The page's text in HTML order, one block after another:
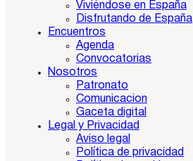
Viviéndose en España
Disfrutando de España
Encuentros
Agenda
Convocatorias
Nosotros
Patronato
Comunicacion
Gaceta digital
Legal y Privacidad
Aviso legal
Política de privacidad